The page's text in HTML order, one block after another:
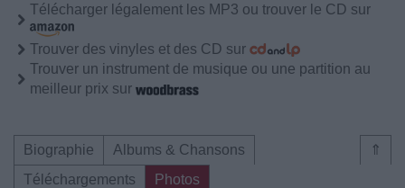
Télécharger légalement les MP3 ou trouver le CD sur
Trouver des vinyles et des CD sur
Trouver un instrument de musique ou une partition au
meilleur prix sur
⇑
Biographie
Albums & Chansons
Téléchargements
Photos